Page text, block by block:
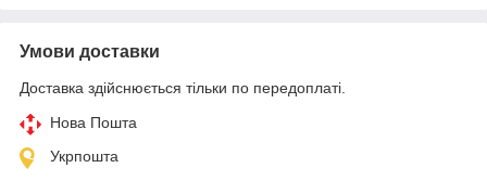
Умови доставки
Доставка здійснюється тільки по передоплаті.
Нова Пошта
Укрпошта